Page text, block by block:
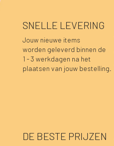
SNELLE LEVERING
Jouw nieuwe items
worden geleverd binnen de
1 - 3 werkdagen na het
plaatsen van jouw bestelling.
DE BESTE PRIJZEN